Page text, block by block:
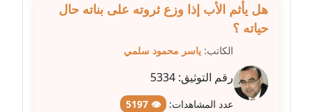
مدونة عفاف حسين
مدونة علا ابو السعادات
عاملة
هل يأثم الأب إذا وزع ثروته على بناته حال
حياته ؟
الكاتب: ياسر محمود سلمي
رقم التوثيق: 5334
عدد المشاهدات: 👁 5197